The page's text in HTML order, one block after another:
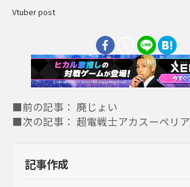
Vtuber post
■前の記事： 廃じょい
■次の記事： 超電戦士アカスーペリア
記事作成